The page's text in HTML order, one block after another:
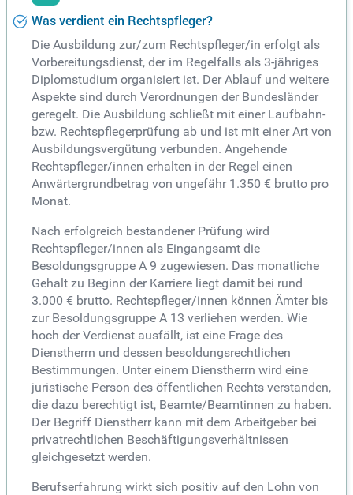
Was verdient ein Rechtspfleger?
Die Ausbildung zur/zum Rechtspfleger/in erfolgt als
Vorbereitungsdienst, der im Regelfalls als 3-jähriges
Diplomstudium organisiert ist. Der Ablauf und weitere
Aspekte sind durch Verordnungen der Bundesländer
geregelt. Die Ausbildung schließt mit einer Laufbahn-
bzw. Rechtspflegerprüfung ab und ist mit einer Art von
Ausbildungsvergütung verbunden. Angehende
Rechtspfleger/innen erhalten in der Regel einen
Anwärtergrundbetrag von ungefähr 1.350 € brutto pro
Monat.
Nach erfolgreich bestandener Prüfung wird
Rechtspfleger/innen als Eingangsamt die
Besoldungsgruppe A 9 zugewiesen. Das monatliche
Gehalt zu Beginn der Karriere liegt damit bei rund
3.000 € brutto. Rechtspfleger/innen können Ämter bis
zur Besoldungsgruppe A 13 verliehen werden. Wie
hoch der Verdienst ausfällt, ist eine Frage des
Dienstherrn und dessen besoldungsrechtlichen
Bestimmungen. Unter einem Dienstherrn wird eine
juristische Person des öffentlichen Rechts verstanden,
die dazu berechtigt ist, Beamte/Beamtinnen zu haben.
Der Begriff Dienstherr kann mit dem Arbeitgeber bei
privatrechtlichen Beschäftigungsverhältnissen
gleichgesetzt werden.
Berufserfahrung wirkt sich positiv auf den Lohn von